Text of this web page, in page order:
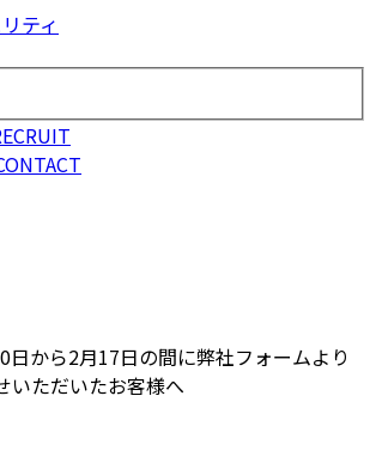
ティ
日から2月17日の間に弊社フォームより
いただいたお客様へ